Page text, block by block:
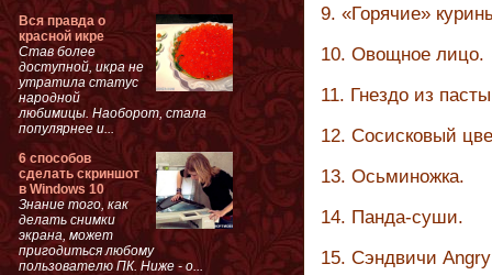
9. «Горячие»
10. Овощное лицо.
11. Гнездо из
12. Сосисковый
13. Осьминожка.
14. Панда-суши.
15. Сэндвичи
Вся правда о
красной икре
Став более
доступной, икра не
утратила статус
народной
любимицы. Наоборот, стала
популярнее и...
6 способов
сделать скриншот
в Windows 10
Знание того, как
делать снимки
экрана, может
пригодиться любому
пользователю ПК. Ниже - о...